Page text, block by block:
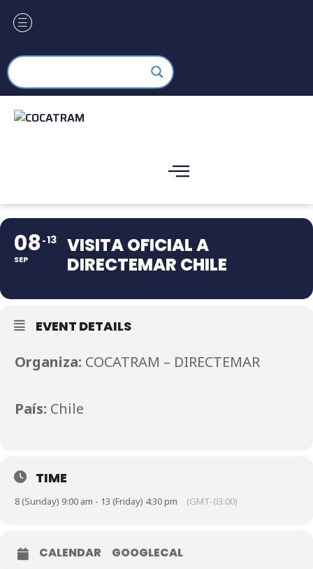
08
SEP
13
VISITA OFICIAL A
DIRECTEMAR CHILE
EVENT DETAILS
Organiza: COCATRAM – DIRECTEMAR
País: Chile
TIME
8 (Sunday) 9:00 am - 13 (Friday) 4:30 pm (GMT-03:00)
CALENDAR GOOGLECAL